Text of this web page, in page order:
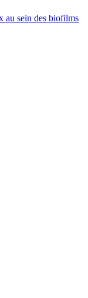
au sein des biofilms